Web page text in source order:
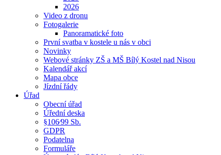
2026
Video z dronu
Fotogalerie
Panoramatické foto
První svatba v kostele u nás v obci
Novinky
Webové stránky ZŠ a MŠ Bílý Kostel nad Nisou
Kalendář akcí
Mapa obce
Jízdní řády
Úřad
Obecní úřad
Úřední deska
§106⁄99 Sb.
GDPR
Podatelna
Formuláře